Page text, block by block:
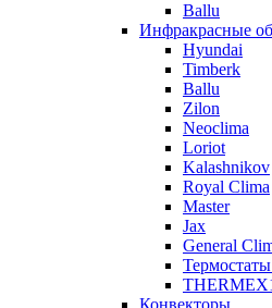
Ballu
Инфракрасные
Hyundai
Timberk
Ballu
Zilon
Neoclima
Loriot
Kalashnikov
Royal Clima
Master
Jax
General
Конвекторы